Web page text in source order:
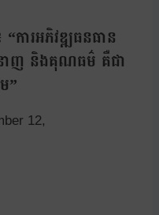
ារអភិវឌ្ឍធនធាន
ញ និងគុណធម៌ គឺជា
”
12,